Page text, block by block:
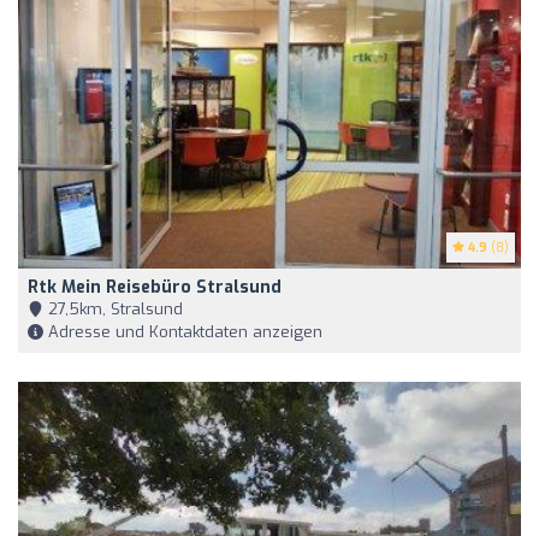
4.9 (8)
Rtk Mein Reisebüro Stralsund
27,5km, Stralsund
Adresse und Kontaktdaten anzeigen